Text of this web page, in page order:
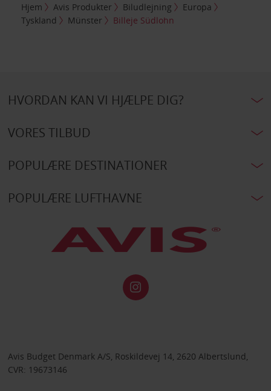
Hjem Avis Produkter Biludlejning
Europa
Tyskland
Münster Billeje Südlohn
HVORDAN KAN VI HJÆLPE DIG?
VORES TILBUD
POPULÆRE DESTINATIONER
POPULÆRE LUFTHAVNE
Avis Budget Denmark A/S, Roskildevej 14, 2620 Albertslund,
CVR: 19673146